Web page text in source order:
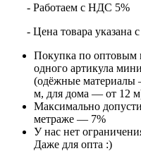
- Работаем с НДС 5%
- Цена товара указана
Покупка по оптовым
одного артикула
(одёжные материалы
м, для дома — от 12
Максимально
метраже — 7%
У нас нет
Даже для опта :)